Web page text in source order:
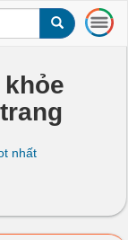
T
o
a
t
nhất